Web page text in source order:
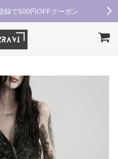
録で500円OFFクーポン